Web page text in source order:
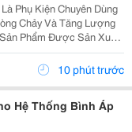
Phụ Kiện Chuyên Dùng
Chảy Và Tăng Lượng
Phẩm Được Sản Xuất
Chống Ăn Mòn, Chịu Va
Trường Nước Mặn, Nước
10 phút trước
Hệ Thống Bình Áp